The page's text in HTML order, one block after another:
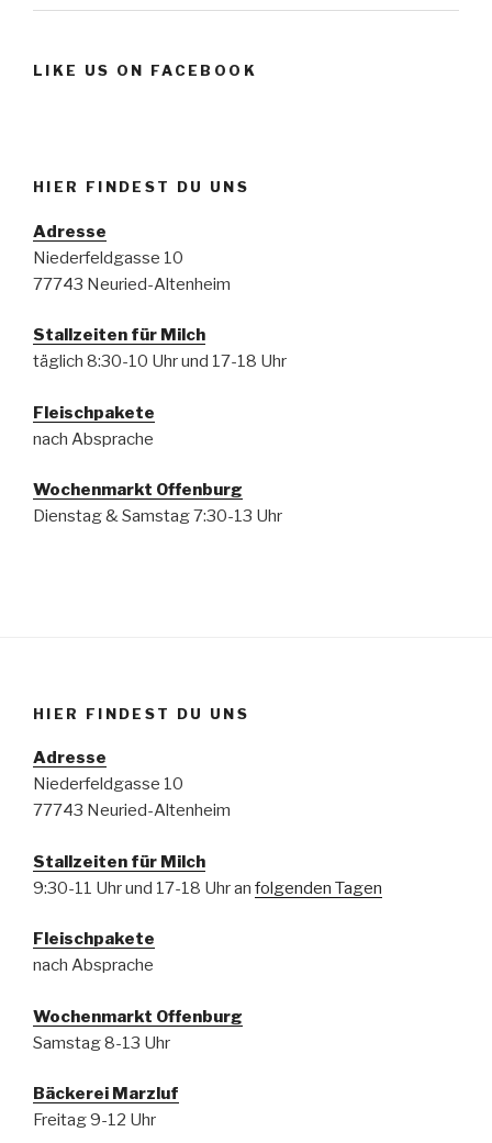
LIKE US ON FACEBOOK
HIER FINDEST DU UNS
Adresse
Niederfeldgasse 10
77743 Neuried-Altenheim
Stallzeiten für Milch
täglich 8:30-10 Uhr und 17-18 Uhr
Fleischpakete
nach Absprache
Wochenmarkt Offenburg
Dienstag & Samstag 7:30-13 Uhr
HIER FINDEST DU UNS
Adresse
Niederfeldgasse 10
77743 Neuried-Altenheim
Stallzeiten für Milch
9:30-11 Uhr und 17-18 Uhr an folgenden Tagen
Fleischpakete
nach Absprache
Wochenmarkt Offenburg
Samstag 8-13 Uhr
Bäckerei Marzluf
Freitag 9-12 Uhr